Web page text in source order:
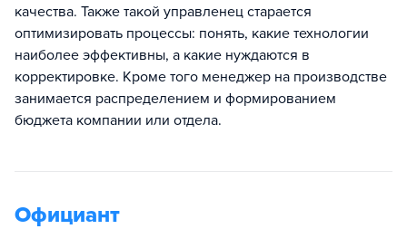
качества. Также такой управленец старается
оптимизировать процессы: понять, какие технологии
наиболее эффективны, а какие нуждаются в
корректировке. Кроме того менеджер на производстве
занимается распределением и формированием
бюджета компании или отдела.
Официант